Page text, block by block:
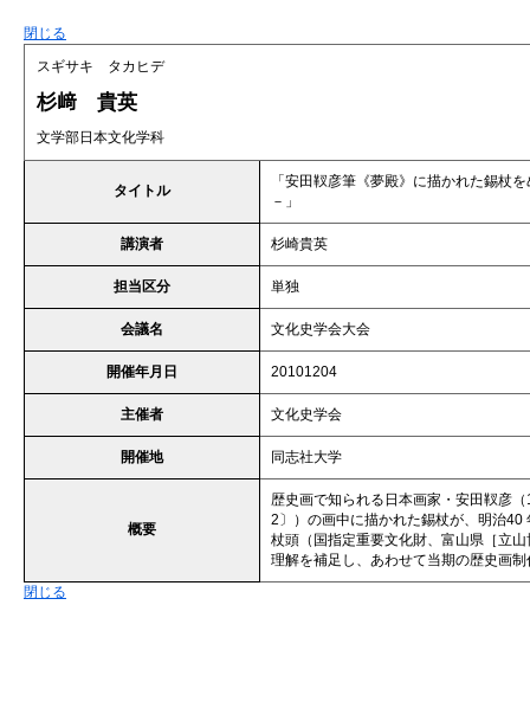
閉じる
スギサキ タカヒデ
杉﨑 貴英
文学部日本文化学科
タイトル
「安田靫彦筆《夢殿》に描かれた錫杖
－」
講演者 杉崎貴英
担当区分 単独
会議名 文化史学会大会
開催年月日 20101204
主催者 文化史学会
開催地 同志社大学
概要
歴史画で知られる日本画家・安田靫彦
2〕）の画中に描かれた錫杖が、明治
杖頭（国指定重要文化財、富山県［立
理解を補足し、あわせて当期の歴史画
閉じる